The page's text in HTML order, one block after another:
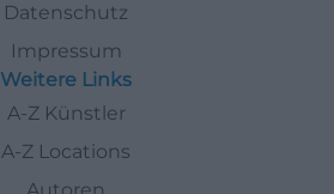
Datenschutz
Impressum
Weitere Links
A-Z Künstler
A-Z Locations